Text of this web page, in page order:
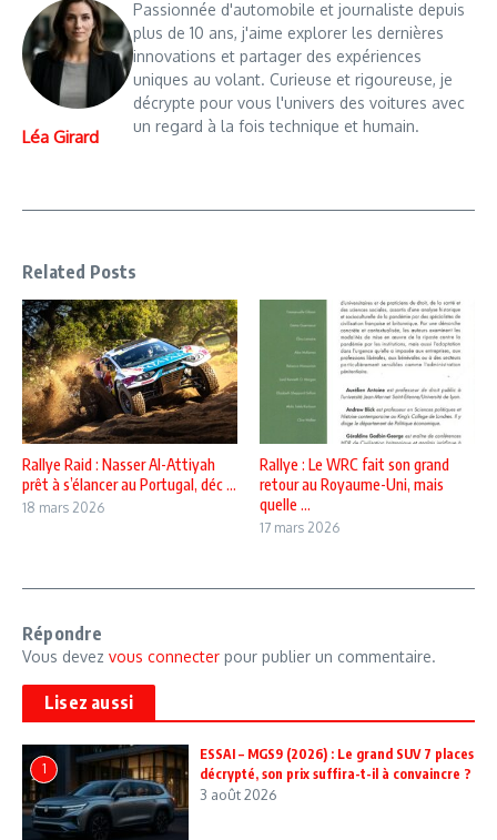
Léa Girard
Passionnée d'automobile et journaliste depuis
plus de 10 ans, j'aime explorer les dernières
innovations et partager des expériences
uniques au volant. Curieuse et rigoureuse, je
décrypte pour vous l'univers des voitures avec
un regard à la fois technique et humain.
Related Posts
Rallye Raid : Nasser Al-Attiyah
prêt à s’élancer au Portugal, déc ...
18 mars 2026
Rallye : Le WRC fait son grand
retour au Royaume-Uni, mais
quelle ...
17 mars 2026
Répondre
Vous devez vous connecter pour publier un commentaire.
Lisez aussi
1
ESSAI – MGS9 (2026) : Le grand SUV 7 places
décrypté, son prix suffira-t-il à convaincre ?
3 août 2026